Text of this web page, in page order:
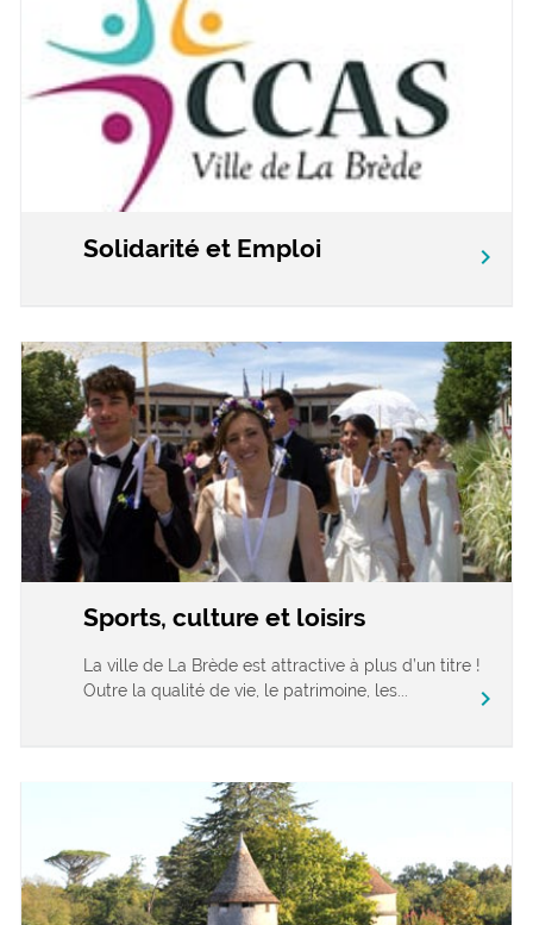
Solidarité et Emploi chevron_right
Sports, culture et loisirs
La ville de La Brède est attractive à plus d’un titre !
Outre la qualité de vie, le patrimoine, les...
chevron_right